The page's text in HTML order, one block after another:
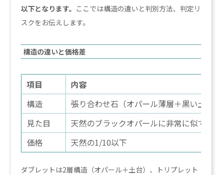
以下となります。 ここでは構造の違いと判別方法、判定リ
スクをお伝えします。
構造の違いと価格差
項目
内容
構造
張り合わせ石（オパール薄層＋黒い土台
見た目
天然のブラックオパールに非常に似ている
価格
天然の1/10以下
ダブレットは2層構造（オパール＋土台）、トリプレット